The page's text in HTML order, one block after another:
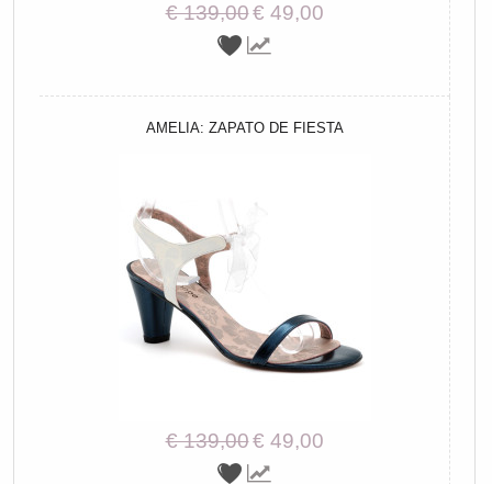
€ 139,00€ 49,00
AMELIA: ZAPATO DE FIESTA
€ 139,00€ 49,00